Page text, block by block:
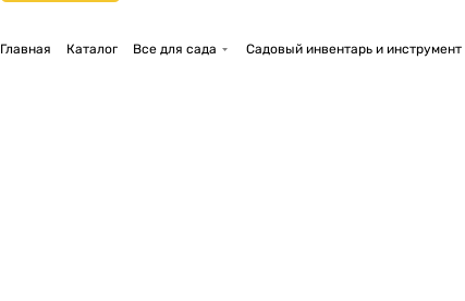
Главная Каталог Все для сада Садовый инвентарь и инструмент